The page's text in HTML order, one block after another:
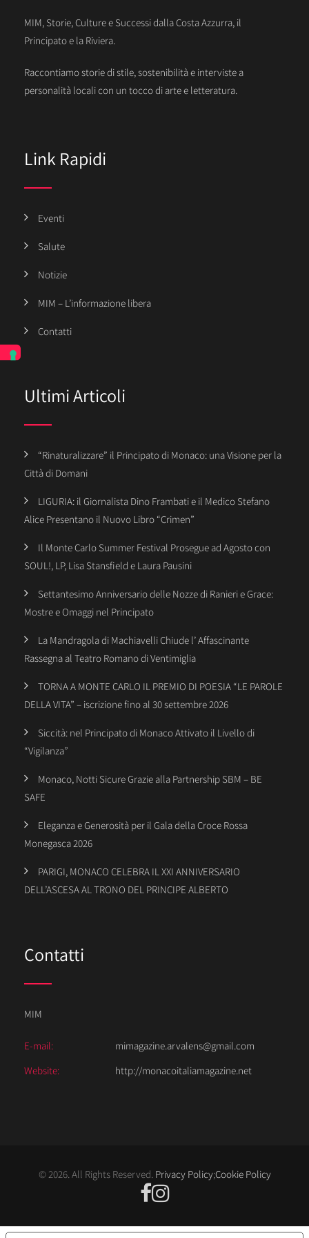
MIM, Storie, Culture e Successi dalla Costa Azzurra, il
Principato e la Riviera.
Raccontiamo storie di stile, sostenibilità e interviste a
personalità locali con un tocco di arte e letteratura.
Link Rapidi
Eventi
Salute
Notizie
MIM – L’informazione libera
Contatti
Ultimi Articoli
“Rinaturalizzare” il Principato di Monaco: una Visione per la
Città di Domani
LIGURIA: il Giornalista Dino Frambati e il Medico Stefano
Alice Presentano il Nuovo Libro “Crimen”
Il Monte Carlo Summer Festival Prosegue ad Agosto con
SOUL!, LP, Lisa Stansfield e Laura Pausini
Settantesimo Anniversario delle Nozze di Ranieri e Grace:
Mostre e Omaggi nel Principato
La Mandragola di Machiavelli Chiude l’ Affascinante
Rassegna al Teatro Romano di Ventimiglia
TORNA A MONTE CARLO IL PREMIO DI POESIA “LE PAROLE
DELLA VITA” – iscrizione fino al 30 settembre 2026
Siccità: nel Principato di Monaco Attivato il Livello di
“Vigilanza”
Monaco, Notti Sicure Grazie alla Partnership SBM – BE
SAFE
Eleganza e Generosità per il Gala della Croce Rossa
Monegasca 2026
PARIGI, MONACO CELEBRA IL XXI ANNIVERSARIO
DELL’ASCESA AL TRONO DEL PRINCIPE ALBERTO
Contatti
MIM
E-mail:
mimagazine.arvalens@gmail.com
Website:
http://monacoitaliamagazine.net
© 2026. All Rights Reserved. Privacy Policy;Cookie Policy